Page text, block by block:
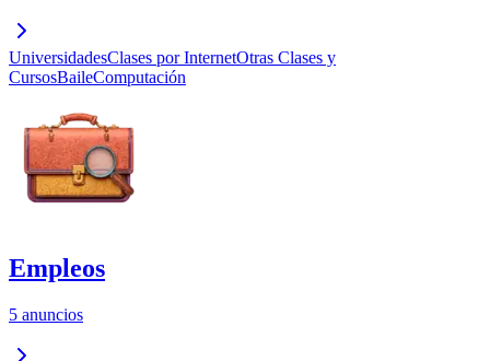
UniversidadesClases por InternetOtras Clases y
CursosBaileComputación
Empleos
5 anuncios